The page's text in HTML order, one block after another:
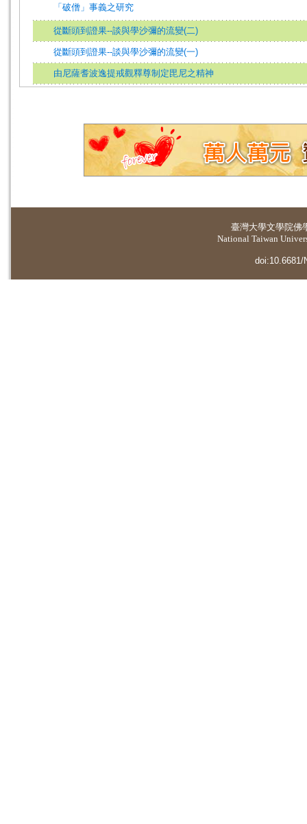
「破僧」事義之研究
從斷頭到證果--談與學沙彌的流變(二)
從斷頭到證果--談與學沙彌的流變(一)
由尼薩耆波逸提戒觀釋尊制定毘尼之精神
臺灣大學文學院佛
National Taiwan
doi:10.6681/